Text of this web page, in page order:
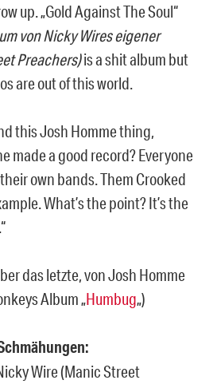
up. „Gold Against The Soul“
von Nicky Wires eigener
Preachers)is a shit album but
are out of this world.
this Josh Homme thing,
made a good record?Everyone
own bands. Them Crooked
What’s the point? It’s the
das letzte, von Josh Homme
Album „Humbug„)
Wire (Manic Street